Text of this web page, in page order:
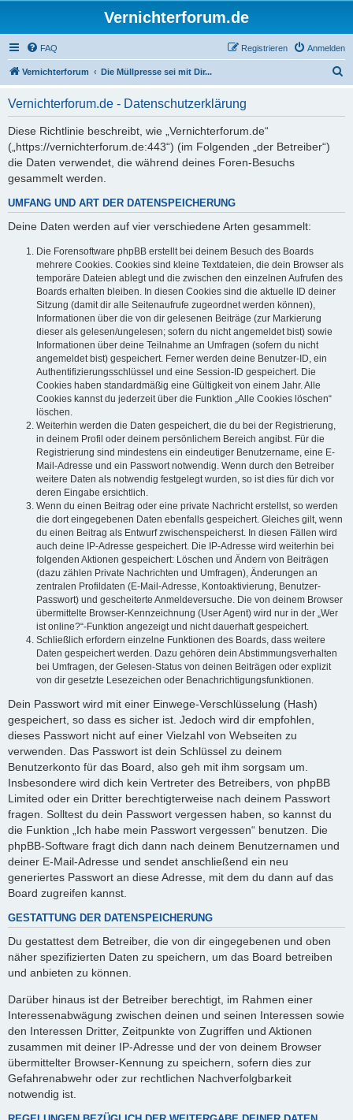
Vernichterforum.de
FAQ Anmelden
Registrieren
Vernichterforum Die Müllpresse sei mit Dir...
Vernichterforum.de - Datenschutzerklärung
Diese Richtlinie beschreibt, wie „Vernichterforum.de“
(„https://vernichterforum.de:443“) (im Folgenden „der Betreiber“)
die Daten verwendet, die während deines Foren-Besuchs
gesammelt werden.
UMFANG UND ART DER DATENSPEICHERUNG
Deine Daten werden auf vier verschiedene Arten gesammelt:
Die Forensoftware phpBB erstellt bei deinem Besuch des Boards
mehrere Cookies. Cookies sind kleine Textdateien, die dein Browser als
temporäre Dateien ablegt und die zwischen den einzelnen Aufrufen des
Boards erhalten bleiben. In diesen Cookies sind die aktuelle ID deiner
Sitzung (damit dir alle Seitenaufrufe zugeordnet werden können),
Informationen über die von dir gelesenen Beiträge (zur Markierung
dieser als gelesen/ungelesen; sofern du nicht angemeldet bist) sowie
Informationen über deine Teilnahme an Umfragen (sofern du nicht
angemeldet bist) gespeichert. Ferner werden deine Benutzer-ID, ein
Authentifizierungsschlüssel und eine Session-ID gespeichert. Die
Cookies haben standardmäßig eine Gültigkeit von einem Jahr. Alle
Cookies kannst du jederzeit über die Funktion „Alle Cookies löschen“
löschen.
Weiterhin werden die Daten gespeichert, die du bei der Registrierung,
in deinem Profil oder deinem persönlichem Bereich angibst. Für die
Registrierung sind mindestens ein eindeutiger Benutzername, eine E-
Mail-Adresse und ein Passwort notwendig. Wenn durch den Betreiber
weitere Daten als notwendig festgelegt wurden, so ist dies für dich vor
deren Eingabe ersichtlich.
Wenn du einen Beitrag oder eine private Nachricht erstellst, so werden
die dort eingegebenen Daten ebenfalls gespeichert. Gleiches gilt, wenn
du einen Beitrag als Entwurf zwischenspeicherst. In diesen Fällen wird
auch deine IP-Adresse gespeichert. Die IP-Adresse wird weiterhin bei
folgenden Aktionen gespeichert: Löschen und Ändern von Beiträgen
(dazu zählen Private Nachrichten und Umfragen), Änderungen an
zentralen Profildaten (E-Mail-Adresse, Kontoaktivierung, Benutzer-
Passwort) und gescheiterte Anmeldeversuche. Die von deinem Browser
übermittelte Browser-Kennzeichnung (User Agent) wird nur in der „Wer
ist online?“-Funktion angezeigt und nicht dauerhaft gespeichert.
Schließlich erfordern einzelne Funktionen des Boards, dass weitere
Daten gespeichert werden. Dazu gehören dein Abstimmungsverhalten
bei Umfragen, der Gelesen-Status von deinen Beiträgen oder explizit
von dir gesetzte Lesezeichen oder Benachrichtigungsfunktionen.
Dein Passwort wird mit einer Einwege-Verschlüsselung (Hash)
gespeichert, so dass es sicher ist. Jedoch wird dir empfohlen,
dieses Passwort nicht auf einer Vielzahl von Webseiten zu
verwenden. Das Passwort ist dein Schlüssel zu deinem
Benutzerkonto für das Board, also geh mit ihm sorgsam um.
Insbesondere wird dich kein Vertreter des Betreibers, von phpBB
Limited oder ein Dritter berechtigterweise nach deinem Passwort
fragen. Solltest du dein Passwort vergessen haben, so kannst du
die Funktion „Ich habe mein Passwort vergessen“ benutzen. Die
phpBB-Software fragt dich dann nach deinem Benutzernamen und
deiner E-Mail-Adresse und sendet anschließend ein neu
generiertes Passwort an diese Adresse, mit dem du dann auf das
Board zugreifen kannst.
GESTATTUNG DER DATENSPEICHERUNG
Du gestattest dem Betreiber, die von dir eingegebenen und oben
näher spezifizierten Daten zu speichern, um das Board betreiben
und anbieten zu können.
Darüber hinaus ist der Betreiber berechtigt, im Rahmen einer
Interessenabwägung zwischen deinen und seinen Interessen sowie
den Interessen Dritter, Zeitpunkte von Zugriffen und Aktionen
zusammen mit deiner IP-Adresse und der von deinem Browser
übermittelter Browser-Kennung zu speichern, sofern dies zur
Gefahrenabwehr oder zur rechtlichen Nachverfolgbarkeit
notwendig ist.